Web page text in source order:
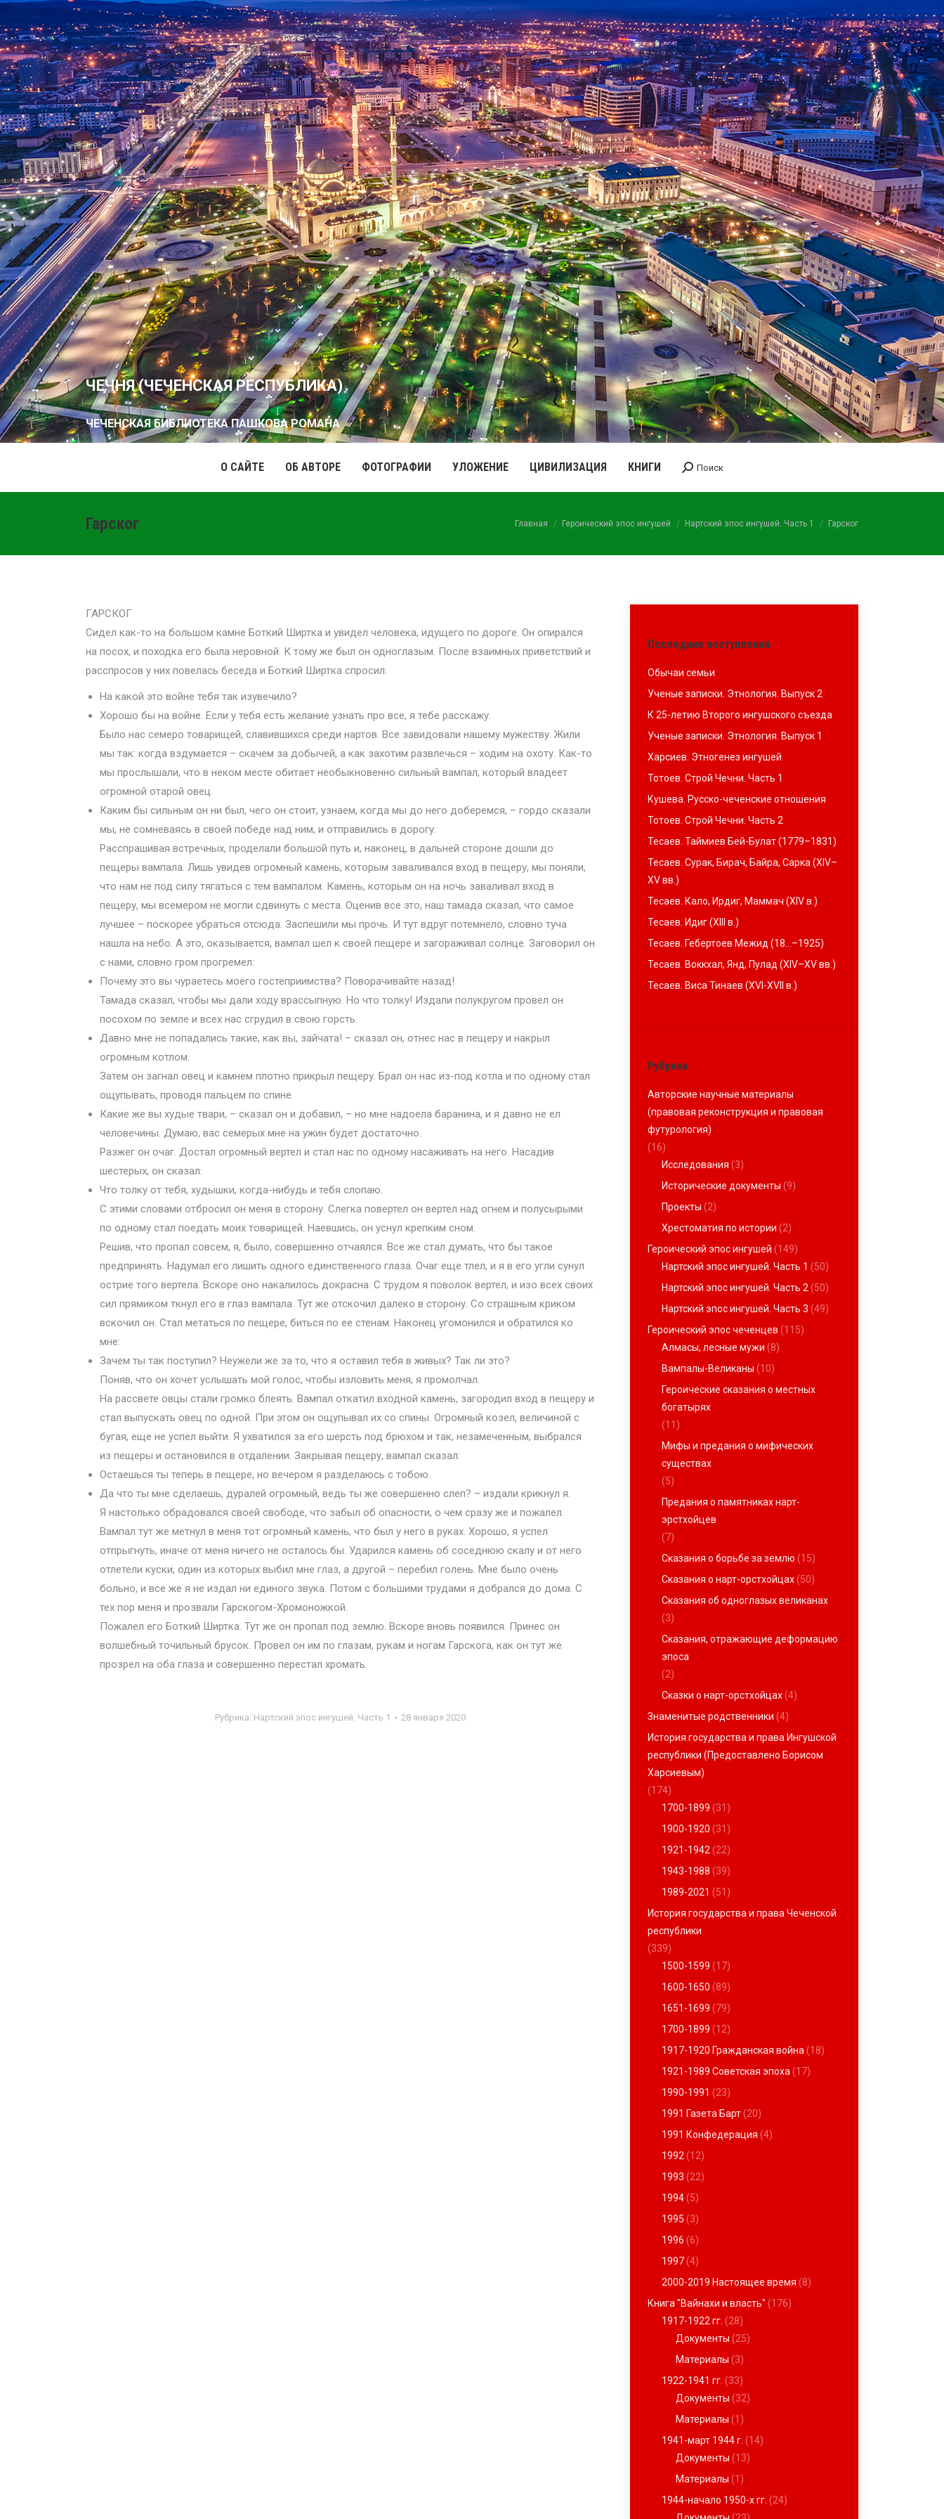
ЧЕЧНЯ (ЧЕЧЕНСКАЯ РЕСПУБЛИКА)
ЧЕЧЕНСКАЯ БИБЛИОТЕКА ПАШКОВА РОМАНА
О САЙТЕ ОБ АВТОРЕ ФОТОГРАФИИ УЛОЖЕНИЕ ЦИВИЛИЗАЦИЯ КНИГИ Поиск:
Поиск
Гарског Вы здесь:
Главная Героический эпос ингушей Нартский эпос ингушей. Часть 1 Гарског
ГАРСКОГ
Сидел как-то на большом камне Боткий Ширтка и увидел человека, идущего по дороге. Он опирался
на посох, и походка его была неровной. К тому же был он одноглазым. После взаимных приветствий и
расспросов у них повелась беседа и Боткий Ширтка спросил:
На какой это войне тебя так изувечило?
Хорошо бы на войне. Если у тебя есть желание узнать про все, я тебе расскажу.
Было нас семеро товарищей, славившихся среди нартов. Все завидовали нашему мужеству. Жили
мы так: когда вздумается – скачем за добычей, а как захотим развлечься – ходим на охоту. Как-то
мы прослышали, что в неком месте обитает необыкновенно сильный вампал, который владеет
огромной отарой овец.
Каким бы сильным он ни был, чего он стоит, узнаем, когда мы до него доберемся, – гордо сказали
мы, не сомневаясь в своей победе над ним, и отправились в дорогу.
Расспрашивая встречных, проделали большой путь и, наконец, в дальней стороне дошли до
пещеры вампала. Лишь увидев огромный камень, которым заваливался вход в пещеру, мы поняли,
что нам не под силу тягаться с тем вампалом. Камень, которым он на ночь заваливал вход в
пещеру, мы всемером не могли сдвинуть с места. Оценив все это, наш тамада сказал, что самое
лучшее – поскорее убраться отсюда. Заспешили мы прочь. И тут вдруг потемнело, словно туча
нашла на небо. А это, оказывается, вампал шел к своей пещере и загораживал солнце. Заговорил он
с нами, словно гром прогремел:
Почему это вы чураетесь моего гостеприимства? Поворачивайте назад!
Тамада сказал, чтобы мы дали ходу врассыпную. Но что толку! Издали полукругом провел он
посохом по земле и всех нас сгрудил в свою горсть.
Давно мне не попадались такие, как вы, зайчата! – сказал он, отнес нас в пещеру и накрыл
огромным котлом.
Затем он загнал овец и камнем плотно прикрыл пещеру. Брал он нас из-под котла и по одному стал
ощупывать, проводя пальцем по спине.
Какие же вы худые твари, – сказал он и добавил, – но мне надоела баранина, и я давно не ел
человечины. Думаю, вас семерых мне на ужин будет достаточно.
Разжег он очаг. Достал огромный вертел и стал нас по одному насаживать на него. Насадив
шестерых, он сказал:
Что толку от тебя, худышки, когда-нибудь и тебя слопаю.
С этими словами отбросил он меня в сторону. Слегка повертел он вертел над огнем и полусырыми
по одному стал поедать моих товарищей. Наевшись, он уснул крепким сном.
Решив, что пропал совсем, я, было, совершенно отчаялся. Все же стал думать, что бы такое
предпринять. Надумал его лишить одного единственного глаза. Очаг еще тлел, и я в его угли сунул
острие того вертела. Вскоре оно накалилось докрасна. С трудом я поволок вертел, и изо всех своих
сил прямиком ткнул его в глаз вампала. Тут же отскочил далеко в сторону. Со страшным криком
вскочил он. Стал метаться по пещере, биться по ее стенам. Наконец угомонился и обратился ко
мне:
Зачем ты так поступил? Неужели же за то, что я оставил тебя в живых? Так ли это?
Поняв, что он хочет услышать мой голос, чтобы изловить меня, я промолчал.
На рассвете овцы стали громко блеять. Вампал откатил входной камень, загородил вход в пещеру и
стал выпускать овец по одной. При этом он ощупывал их со спины. Огромный козел, величиной с
бугая, еще не успел выйти. Я ухватился за его шерсть под брюхом и так, незамеченным, выбрался
из пещеры и остановился в отдалении. Закрывая пещеру, вампал сказал:
Остаешься ты теперь в пещере, но вечером я разделаюсь с тобою.
Да что ты мне сделаешь, дуралей огромный, ведь ты же совершенно слеп? – издали крикнул я.
Я настолько обрадовался своей свободе, что забыл об опасности, о чем сразу же и пожалел.
Вампал тут же метнул в меня тот огромный камень, что был у него в руках. Хорошо, я успел
отпрыгнуть, иначе от меня ничего не осталось бы. Ударился камень об соседнюю скалу и от него
отлетели куски, один из которых выбил мне глаз, а другой – перебил голень. Мне было очень
больно, и все же я не издал ни единого звука. Потом с большими трудами я добрался до дома. С
тех пор меня и прозвали Гарскогом-Хромоножкой.
Пожалел его Боткий Ширтка. Тут же он пропал под землю. Вскоре вновь появился. Принес он
волшебный точильный брусок. Провел он им по глазам, рукам и ногам Гарскога, как он тут же
прозрел на оба глаза и совершенно перестал хромать.
Рубрика: Нартский эпос ингушей. Часть 1 28 января 2020
Последние поступления
Обычаи семьи
Ученые записки. Этнология. Выпуск 2
К 25-летию Второго ингушского съезда
Ученые записки. Этнология. Выпуск 1
Харсиев. Этногенез ингушей
Тотоев. Строй Чечни. Часть 1
Кушева. Русско-чеченские отношения
Тотоев. Строй Чечни. Часть 2
Тесаев. Таймиев Бей-Булат (1779–1831)
Тесаев. Сурак, Бирач, Байра, Сарка (XIV–
XV вв.)
Тесаев. Кало, Ирдиг, Маммач (XIV в.)
Тесаев. Идиг (XIII в.)
Тесаев. Гебертоев Межид (18…–1925)
Тесаев. Воккхал, Янд, Пулад (XIV–XV вв.)
Тесаев. Виса Тинаев (XVI-XVII в.)
Рубрики
Авторские научные материалы
(правовая реконструкция и правовая
футурология)
(16)
Исследования (3)
Исторические документы (9)
Проекты (2)
Хрестоматия по истории (2)
Героический эпос ингушей (149)
Нартский эпос ингушей. Часть 1 (50)
Нартский эпос ингушей. Часть 2 (50)
Нартский эпос ингушей. Часть 3 (49)
Героический эпос чеченцев (115)
Алмасы, лесные мужи (8)
Вампалы-Великаны (10)
Героические сказания о местных
богатырях
(11)
Мифы и предания о мифических
существах
(5)
Предания о памятниках нарт-
эрстхойцев
(7)
Сказания о борьбе за землю (15)
Сказания о нарт-орстхойцах(50)
Сказания об одноглазых великанах
(3)
Сказания, отражающие деформацию
эпоса
(2)
Сказки о нарт-орстхойцах(4)
Знаменитые родственники (4)
История государства и права Ингушской
республики (Предоставлено Борисом
Харсиевым)
(174)
1700-1899 (31)
1900-1920 (31)
1921-1942 (22)
1943-1988 (39)
1989-2021 (51)
История государства и права Чеченской
республики
(339)
1500-1599 (17)
1600-1650 (89)
1651-1699 (79)
1700-1899 (12)
1917-1920 Гражданская война (18)
1921-1989 Советская эпоха (17)
1990-1991 (23)
1991 Газета Барт(20)
1991 Конфедерация (4)
1992 (12)
1993 (22)
1994(5)
1995 (3)
1996 (6)
1997(4)
2000-2019 Настоящее время (8)
Книга "Вайнахи и власть" (176)
1917-1922 гг. (28)
Документы (25)
Материалы (3)
1922-1941 гг. (33)
Документы (32)
Материалы (1)
1941-март 1944 г. (14)
Документы (13)
Материалы (1)
1944-начало 1950-х гг. (24)